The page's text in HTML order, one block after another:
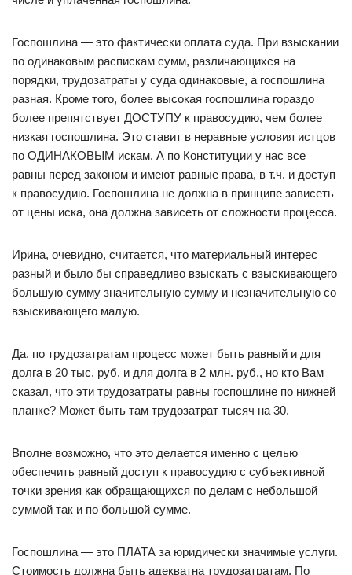
Госпошлина — это фактически оплата суда. При взыскании
по одинаковым распискам сумм, различающихся на
порядки, трудозатраты у суда одинаковые, а госпошлина
разная. Кроме того, более высокая госпошлина гораздо
более препятствует ДОСТУПУ к правосудию, чем более
низкая госпошлина. Это ставит в неравные условия истцов
по ОДИНАКОВЫМ искам. А по Конституции у нас все
равны перед законом и имеют равные права, в т.ч. и доступ
к правосудию. Госпошлина не должна в принципе зависеть
от цены иска, она должна зависеть от сложности процесса.
Ирина, очевидно, считается, что материальный интерес
разный и было бы справедливо взыскать с взыскивающего
большую сумму значительную сумму и незначительную со
взыскивающего малую.
Да, по трудозатратам процесс может быть равный и для
долга в 20 тыс. руб. и для долга в 2 млн. руб., но кто Вам
сказал, что эти трудозатраты равны госпошлине по нижней
планке? Может быть там трудозатрат тысяч на 30.
Вполне возможно, что это делается именно с целью
обеспечить равный доступ к правосудию с субъективной
точки зрения как обращающихся по делам с небольшой
суммой так и по большой сумме.
Госпошлина — это ПЛАТА за юридически значимые услуги.
Стоимость должна быть адекватна трудозатратам. По